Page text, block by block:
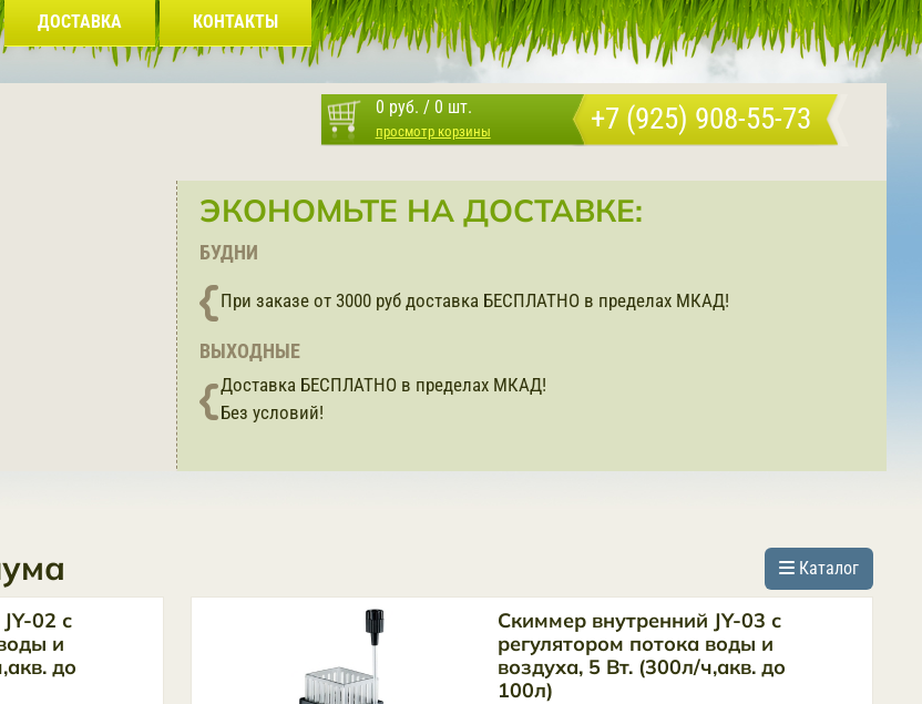
ДОСТАВКА КОНТАКТЫ
0 руб. / 0 шт.
просмотр корзины +7 (925) 908-55-73
ЭКОНОМЬТЕ НА ДОСТАВКЕ:
БУДНИ
При заказе от 3000 руб доставка БЕСПЛАТНО в пределах МКАД!
ВЫХОДНЫЕ
Доставка БЕСПЛАТНО в пределах МКАД!
Без условий!
Каталог
02 с
и
до
Скиммер внутренний JY-03 с
регулятором потока воды и
воздуха, 5 Вт. (300л/ч,акв. до
100л)